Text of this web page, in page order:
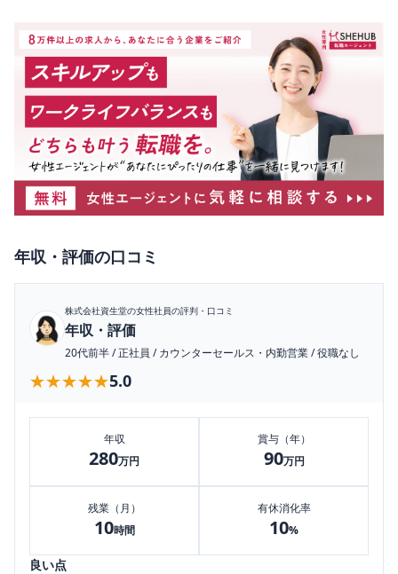
年収・評価の口コミ
株式会社資生堂の女性社員の評判・口コミ
年収・評価
20代前半/正社員 /カウンターセールス・内勤営業/役職なし
★★★★★
★★★★★5.0
年収
280万円
賞与（年）
90万円
残業（月）
10時間
有休消化率
10%
良い点